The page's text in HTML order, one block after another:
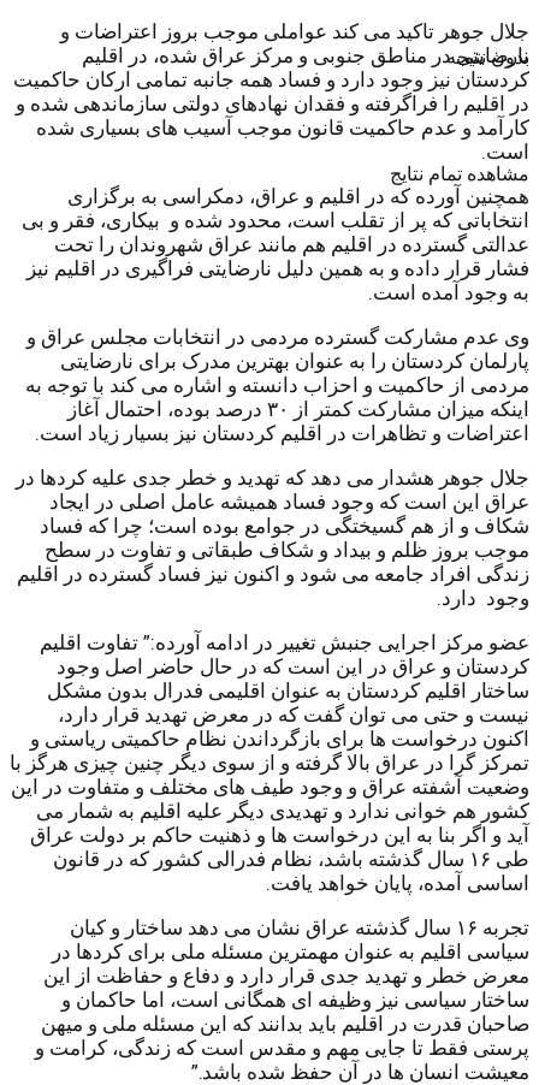
بدون نتیجه
مشاهده تمام نتایج
جلال جوهر تاکید می کند عواملی موجب بروز اعتراضات و
نارضایتی در مناطق جنوبی و مرکز عراق شده، در اقلیم
کردستان نیز وجود دارد و فساد همه جانبه تمامی ارکان حاکمیت
در اقلیم را فراگرفته و فقدان نهادهای دولتی سازماندهی شده و
کارآمد و عدم حاکمیت قانون موجب آسیب های بسیاری شده
است.
همچنین آورده که در اقلیم و عراق، دمکراسی به برگزاری
انتخاباتی که پر از تقلب است، محدود شده و بیکاری، فقر و بی
عدالتی گسترده در اقلیم هم مانند عراق شهروندان را تحت
فشار قرار داده و به همین دلیل نارضایتی فراگیری در اقلیم نیز
به وجود آمده است.
وی عدم مشارکت گسترده مردمی در انتخابات مجلس عراق و
پارلمان کردستان را به عنوان بهترین مدرک برای نارضایتی
مردمی از حاکمیت و احزاب دانسته و اشاره می کند با توجه به
اینکه میزان مشارکت کمتر از ۳۰ درصد بوده، احتمال آغاز
اعتراضات و تظاهرات در اقلیم کردستان نیز بسیار زیاد است.
جلال جوهر هشدار می دهد که تهدید و خطر جدی علیه کردها در
عراق این است که وجود فساد همیشه عامل اصلی در ایجاد
شکاف و از هم گسیختگی در جوامع بوده است؛ چرا که فساد
موجب بروز ظلم و بیداد و شکاف طبقاتی و تفاوت در سطح
زندگی افراد جامعه می شود و اکنون نیز فساد گسترده در اقلیم
وجود دارد.
عضو مرکز اجرایی جنبش تغییر در ادامه آورده:” تفاوت اقلیم
کردستان و عراق در این است که در حال حاضر اصل وجود
ساختار اقلیم کردستان به عنوان اقلیمی فدرال بدون مشکل
نیست و حتی می توان گفت که در معرض تهدید قرار دارد،
اکنون درخواست ها برای بازگرداندن نظام حاکمیتی ریاستی و
تمرکز گرا در عراق بالا گرفته و از سوی دیگر چنین چیزی هرگز با
وضعیت آشفته عراق و وجود طیف های مختلف و متفاوت در این
کشور هم خوانی ندارد و تهدیدی دیگر علیه اقلیم به شمار می
آید و اگر بنا به این درخواست ها و ذهنیت حاکم بر دولت عراق
طی ۱۶ سال گذشته باشد، نظام فدرالی کشور که در قانون
اساسی آمده، پایان خواهد یافت.
تجربه ۱۶ سال گذشته عراق نشان می دهد ساختار و کیان
سیاسی اقلیم به عنوان مهمترین مسئله ملی برای کردها در
معرض خطر و تهدید جدی قرار دارد و دفاع و حفاظت از این
ساختار سیاسی نیز وظیفه ای همگانی است، اما حاکمان و
صاحبان قدرت در اقلیم باید بدانند که این مسئله ملی و میهن
پرستی فقط تا جایی مهم و مقدس است که زندگی، کرامت و
معیشت انسان ها در آن حفظ شده باشد.”